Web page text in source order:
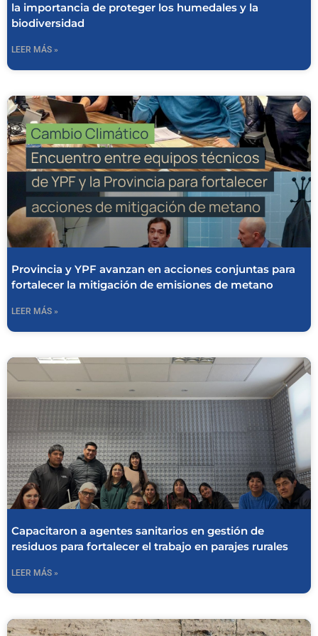
la importancia de proteger los humedales y la
biodiversidad
LEER MÁS »
Provincia y YPF avanzan en acciones conjuntas para
fortalecer la mitigación de emisiones de metano
LEER MÁS »
Capacitaron a agentes sanitarios en gestión de
residuos para fortalecer el trabajo en parajes rurales
LEER MÁS »